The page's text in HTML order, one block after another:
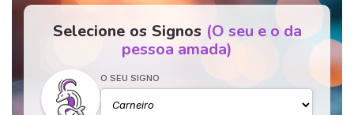
Selecione os Signos (O seu e o da
pessoa amada)
O SEU SIGNO